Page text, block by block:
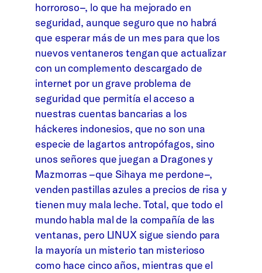
horroroso–, lo que ha mejorado en
seguridad, aunque seguro que no habrá
que esperar más de un mes para que los
nuevos ventaneros tengan que actualizar
con un complemento descargado de
internet por un grave problema de
seguridad que permitía el acceso a
nuestras cuentas bancarias a los
háckeres indonesios, que no son una
especie de lagartos antropófagos, sino
unos señores que juegan a Dragones y
Mazmorras –que Sihaya me perdone–,
venden pastillas azules a precios de risa y
tienen muy mala leche. Total, que todo el
mundo habla mal de la compañía de las
ventanas, pero LINUX sigue siendo para
la mayoría un misterio tan misterioso
como hace cinco años, mientras que el